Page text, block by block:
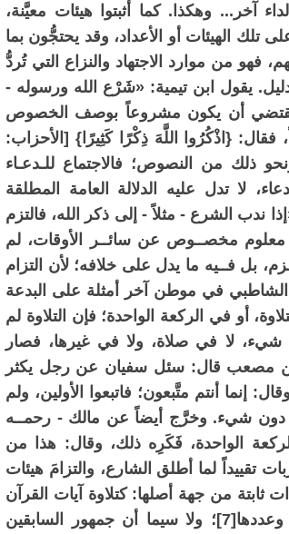
آخر... وهكذا. كما أثبتوا هيئات معيَّنة،
تلك الهيئات أو الأعداد، وقد يحتجُّون بما
من موارد الاجتهاد والنزاع التي تُردُّ
يقول ابن تيمية: «شَرْع الله ورسوله -
يقتضي أن يكون مشروعاً بوصف الخصوص
{اذْكُرُوا اللَّهَ ذِكْرًا كَثِيرًا} [الأحزاب:
{ادْعُوا رَبَّكُمْ تَضَرُّعًا وَخُفْيَةً} [الأعراف: ٥٥]، ونحو ذلك من النصوص؛ فالاجتماع للـدعـاء
لا تدل عليه الدلالة العامة المطلقة
«إذا ندب الشرع - مثلاً - إلى ذكر الله، فالتزم
مخصــوص عن سائــر الأوقات، لم
بل فــيه ما يدل على خلافه؛ لأن التزام
شرعاً شأنها أن تُفْهم التشريع»[5]. وساق الشاطبي في موطن آخر أمثلة على البدعة
أو في الركعة الواحدة؛ فإن التلاوة لم
لا في صلاة، ولا في غيرها، فصار
عن مصعب قال: سئل سفيان عن رجل يكثر
إنما أنتم متَّبعون؛ فاتبعوا الأولين، ولم
دون شيء. وخرَّج أيضاً عن مالك - رحمــه
الواحدة، فَكَرِه ذلك، وقال: هذا من
في هذه المجرَّبات تقييداً لما أطلق الشارع، والتزامَ هيئات
ثابتة من جهة أصلها: كتلاوة آيات القرآن
أو الدعوات... ونحوها، لكنها مُحْدَثة من جهة صفتها وهيئتها وعددها[7]؛ ولا سيما أن جمهور السابقين